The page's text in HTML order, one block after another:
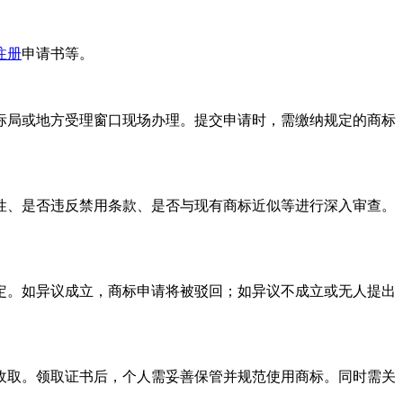
册申请书等。
或地方受理窗口现场办理。提交申请时，需缴纳规定的商标
是否违反禁用条款、是否与现有商标近似等进行深入审查。
如异议成立，商标申请将被驳回；如异议不成立或无人提出
。领取证书后，个人需妥善保管并规范使用商标。同时需关